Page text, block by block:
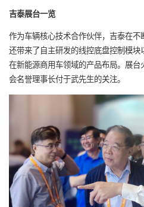
吉泰展台一览
作为车辆核心技术合作伙伴，吉泰在不
还带来了自主研发的线控底盘控制模
在新能源商用车领域的产品布局。展
会名誉理事长付于武先生的关注。